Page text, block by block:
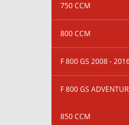
750 CCM
800 CCM
F 800 GS 2008 -
F 800 GS
850 CCM